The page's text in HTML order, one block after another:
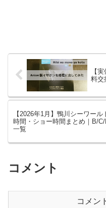
【
料交
【2026年1月】鴨川シーワール
時間・ショー時間まとめ｜B/C/
一覧
コメント
コメン